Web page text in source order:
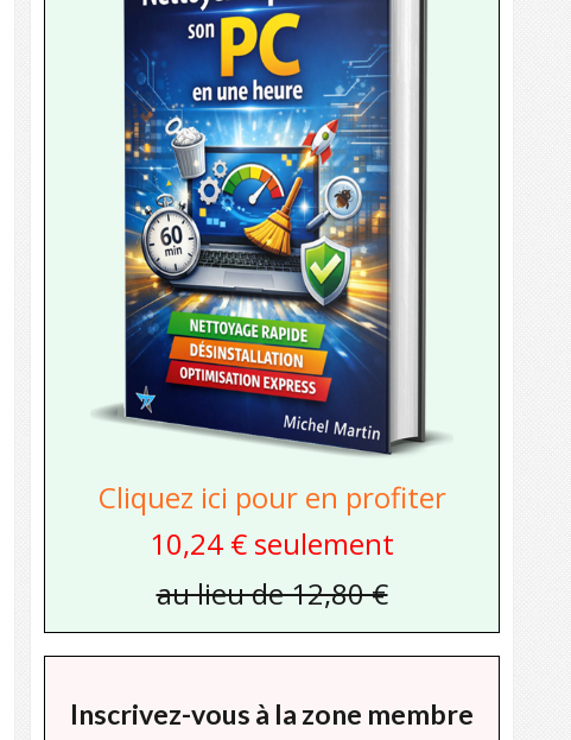
Cliquez ici pour en profiter
10,24 € seulement
au lieu de 12,80 €
Inscrivez-vous à la zone membre